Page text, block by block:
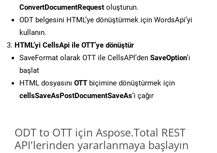
ConvertDocumentRequest oluşturun.
ODT belgesini HTML’ye dönüştürmek için WordsApi’yi
kullanın.
HTML’yi CellsApi ile OTT’ye dönüştür
SaveFormat olarak OTT ile CellsAPI’den SaveOption‘ı
başlat
HTML dosyasını OTT biçimine dönüştürmek için
cellsSaveAsPostDocumentSaveAs‘i çağır
ODT to OTT için Aspose.Total REST
API'lerinden yararlanmaya başlayın